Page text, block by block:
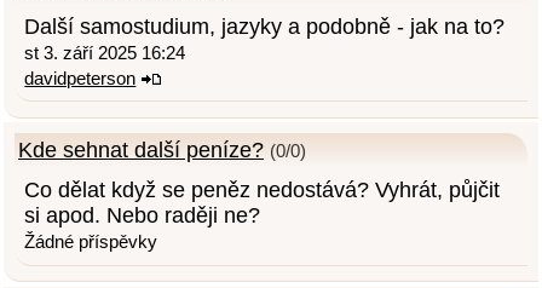
Další samostudium, jazyky a podobně - jak na to?
st 3. září 2025 16:24
davidpeterson
Kde sehnat další peníze? (0/0)
Co dělat když se peněz nedostává? Vyhrát, půjčit
si apod. Nebo raději ne?
Žádné příspěvky